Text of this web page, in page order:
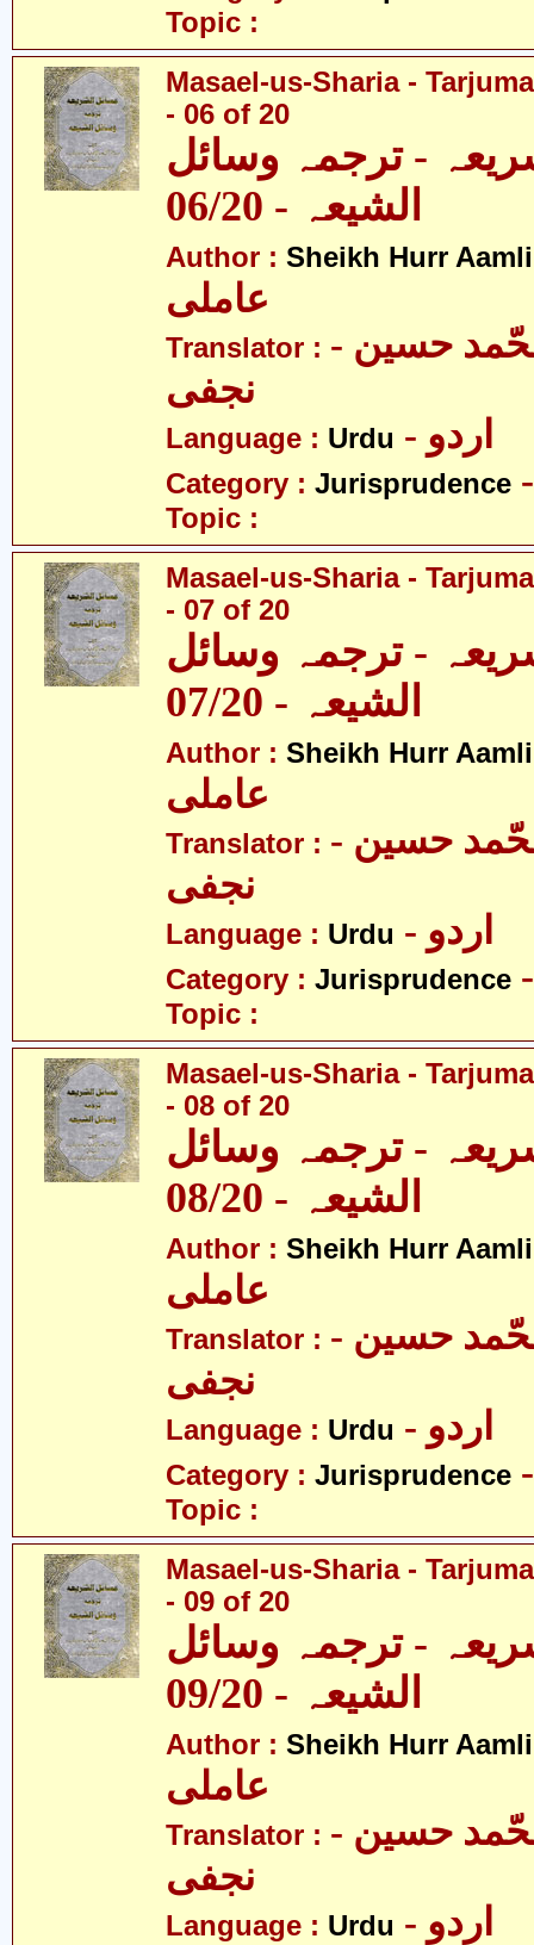
Topic :
Masael-us-Sharia -
- 06 of 20
- ترجمہ وسائل
الشیعہ - 06/20
Author : Sheikh Hurr Aamli
عاملی
Translator : - آیت اللہ محّمد حسین
نجفی
Language : Urdu - اردو
Category : Jurisprudence
Topic :
Masael-us-Sharia -
- 07 of 20
- ترجمہ وسائل
الشیعہ - 07/20
Author : Sheikh Hurr Aamli
عاملی
Translator : - آیت اللہ محّمد حسین
نجفی
Language : Urdu - اردو
Category : Jurisprudence
Topic :
Masael-us-Sharia -
- 08 of 20
- ترجمہ وسائل
الشیعہ - 08/20
Author : Sheikh Hurr Aamli
عاملی
Translator : - آیت اللہ محّمد حسین
نجفی
Language : Urdu - اردو
Category : Jurisprudence
Topic :
Masael-us-Sharia -
- 09 of 20
- ترجمہ وسائل
الشیعہ - 09/20
Author : Sheikh Hurr Aamli
عاملی
Translator : - آیت اللہ محّمد حسین
نجفی
Language : Urdu - اردو